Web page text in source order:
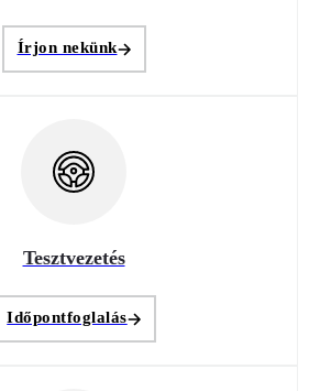
Írjon nekünk
Tesztvezetés
Időpontfoglalás